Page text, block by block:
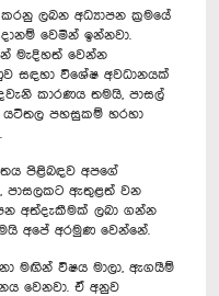
කරනු ලබන අධ්‍යාපන ක්‍රමයේ
වෙමින් ඉන්නවා.
මැදිහත් වෙන්න
සඳහා විශේෂ අවධානයක්
කාරණය තමයි, පාසල්
යටිතල පහසුකම් හරහා
පිළිබඳව අපගේ
පාසලකට ඇතුළත් වන
අත්දැකීමක් ලබා ගන්න
අපේ අරමුණ වෙන්නේ.
මඟින් විෂය මාලා, ඇගයීම්
වෙනවා. ඒ අනුව